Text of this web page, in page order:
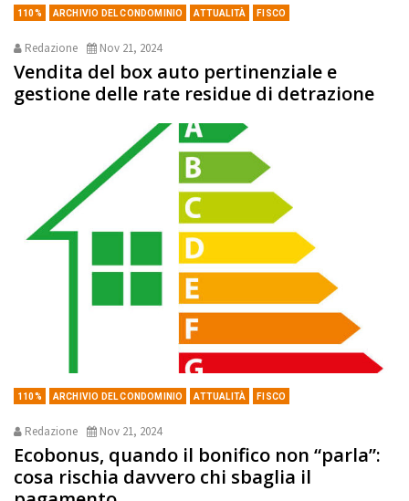
110% ARCHIVIO DEL CONDOMINIO ATTUALITÀ FISCO
Redazione Nov 21, 2024
Vendita del box auto pertinenziale e
gestione delle rate residue di detrazione
110% ARCHIVIO DEL CONDOMINIO ATTUALITÀ FISCO
Redazione Nov 21, 2024
Ecobonus, quando il bonifico non “parla”:
cosa rischia davvero chi sbaglia il